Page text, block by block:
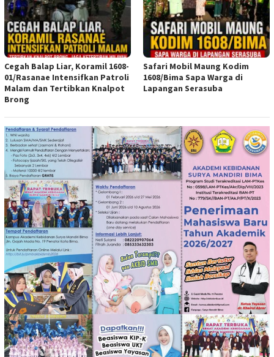
Cegah Balap Liar, Koramil 1608-
01/Rasanae Intensifkan Patroli
Malam dan Tertibkan Knalpot
Brong
Safari Mobil Maung Kodim
1608/Bima Sapa Warga di
Lapangan Serasuba